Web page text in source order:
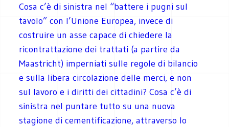
Cosa c’è di sinistra nel “battere i pugni sul
tavolo” con l’Unione Europea, invece di
costruire un asse capace di chiedere la
ricontrattazione dei trattati (a partire da
Maastricht) imperniati sulle regole di bilancio
e sulla libera circolazione delle merci, e non
sul lavoro e i diritti dei cittadini? Cosa c’è di
sinistra nel puntare tutto su una nuova
stagione di cementificazione, attraverso lo